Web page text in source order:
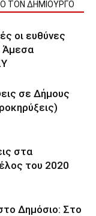
ΤΟΝ ΔΗΜΙΟΥΡΓΟ
οι ευθύνες
Άμεσα
σε Δήμους
στα
του 2020
Δημόσιο: Στο